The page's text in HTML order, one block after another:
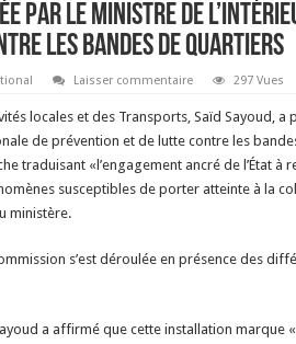
par le ministre de
les bandes de quartiers
Laisser commentaire 297 Vues
locales et des Transports, Saïd Sayoud, a
de prévention et de lutte contre les
traduisant «l’engagement ancré de l’État à
susceptibles de porter atteinte à la
ministère.
s’est déroulée en présence des
a affirmé que cette installation marque